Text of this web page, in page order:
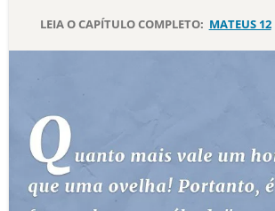
DEVOCIONAL DIÁRIO
ESTUDOS BÍBLICOS
ESBOÇOS DE PREGAÇÃO
LEIA O CAPÍTULO COMPLETO: MATEUS 12